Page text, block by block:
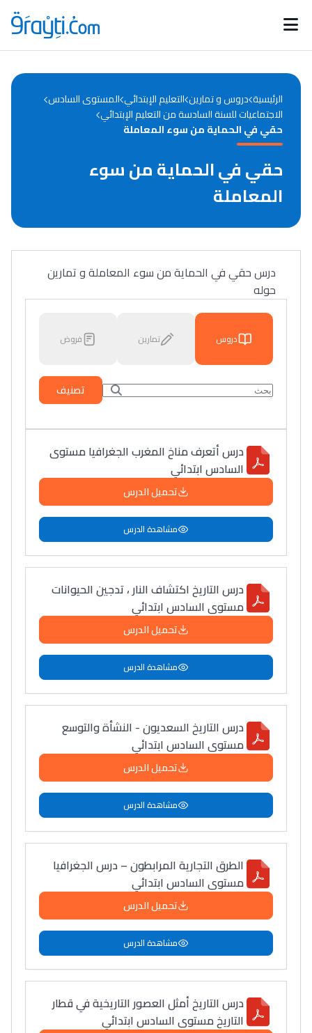
Catégories
d'actualités
Annonces bourses
الرئيسية دروس و تمارين التعليم الإبتدائي المستوى السادس
الاجتماعيات للسنة السادسة من التعليم الإبتدائي
حقي في الحماية من سوء المعاملة
حقي في الحماية من سوء
المعاملة
درس حقي في الحماية من سوء المعاملة و تمارين
حوله
دروس تمارين فروض
تصنيف
درس أتعرف مناخ المغرب الجغرافيا مستوى
السادس ابتدائي
تحميل الدرس
مشاهدة الدرس
درس التاريخ اكتشاف النار ، تدجين الحيوانات
مستوى السادس ابتدائي
تحميل الدرس
مشاهدة الدرس
درس التاريخ السعديون - النشأة والتوسع
مستوى السادس ابتدائي
تحميل الدرس
مشاهدة الدرس
الطرق التجارية المرابطون – درس الجغرافيا
مستوى السادس ابتدائي
تحميل الدرس
مشاهدة الدرس
درس التاريخ أمثل العصور التاريخية في قطار
التاريخ مستوى السادس ابتدائي